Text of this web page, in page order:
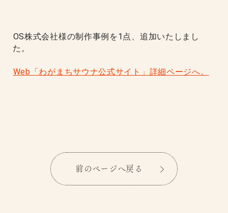
OS株式会社様の制作事例を1点、追加いたしまし
た。
Web「わがまちサウナ公式サイト」詳細ページへ。
前のページへ戻る